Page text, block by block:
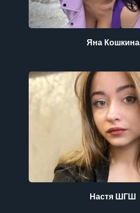
Яна Кошкина
Настя ШГШ